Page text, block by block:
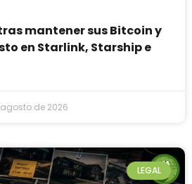
tras mantener sus Bitcoin y
en Starlink, Starship e
de 2026
LEGAL